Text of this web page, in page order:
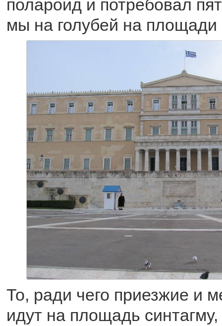
полароид и потребовал
мы на голубей на
То, ради чего приезжие и
идут на площадь